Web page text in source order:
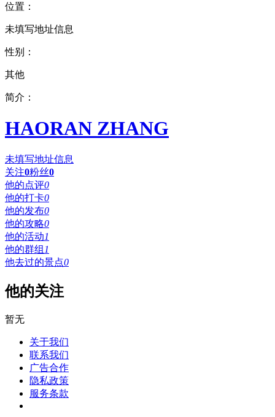
位置：
未填写地址信息
性别：
其他
简介：
HAORAN ZHANG
未填写地址信息
关注0粉丝0
他的点评0
他的打卡0
他的发布0
他的攻略0
他的活动1
他的群组 1
他去过的景点0
他的关注
暂无
关于我们
联系我们
广告合作
隐私政策
服务条款